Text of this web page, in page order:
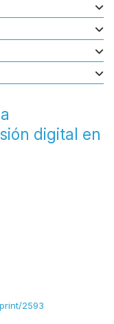
digital en
2593